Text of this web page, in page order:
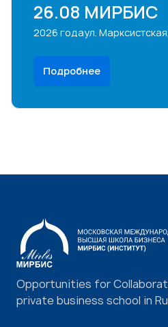
26.08
2026 года
МИРБИС
ул.
Подробнее
Opportunities for
private business school in